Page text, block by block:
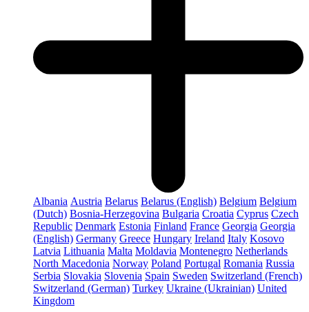
Albania Austria Belarus Belarus (English) Belgium Belgium
(Dutch) Bosnia-Herzegovina Bulgaria Croatia Cyprus Czech
Republic Denmark Estonia Finland France Georgia Georgia
(English) Germany Greece Hungary Ireland Italy Kosovo
Latvia Lithuania Malta Moldavia Montenegro Netherlands
North Macedonia Norway Poland Portugal Romania Russia
Serbia Slovakia Slovenia Spain Sweden Switzerland (French)
Switzerland (German) Turkey Ukraine (Ukrainian) United
Kingdom